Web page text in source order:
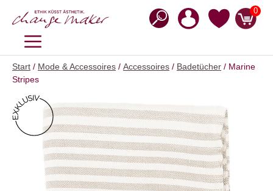
Inhalt
0
MENÜ
Start / Mode & Accessoires / Accessoires / Badetücher / Marine
Stripes